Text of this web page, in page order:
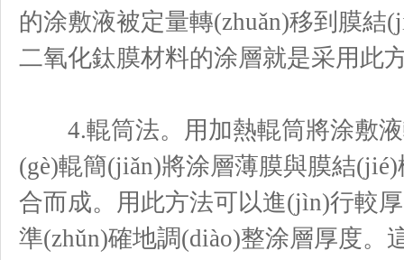
的涂敷液被定量轉(zhuǎn)移到膜結
二氧化鈦膜材料的涂層就是采用此
4.輥筒法。用加熱輥筒將涂敷液
(gè)輥簡(jiǎn)將涂層薄膜與膜結
合而成。用此方法可以進(jìn)行較
準(zhǔn)確地調(diào)整涂層厚度